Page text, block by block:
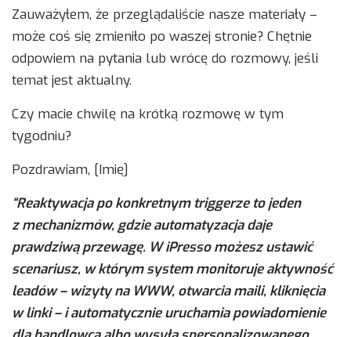
Zauważyłem, że przeglądaliście nasze materiały –
może coś się zmieniło po waszej stronie? Chętnie
odpowiem na pytania lub wrócę do rozmowy, jeśli
temat jest aktualny.
Czy macie chwilę na krótką rozmowę w tym
tygodniu?
Pozdrawiam, [Imię]
“Reaktywacja po konkretnym triggerze to jeden
z mechanizmów, gdzie automatyzacja daje
prawdziwą przewagę. W iPresso możesz ustawić
scenariusz, w którym system monitoruje aktywność
leadów – wizyty na WWW, otwarcia maili, kliknięcia
w linki – i automatycznie uruchamia powiadomienie